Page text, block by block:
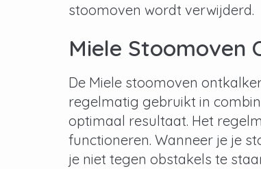
stoomoven wordt verwijderd.
Miele Stoomoven
De Miele stoomoven
regelmatig gebruikt in
optimaal resultaat. Het
functioneren. Wanneer je je
je niet tegen obstakels te